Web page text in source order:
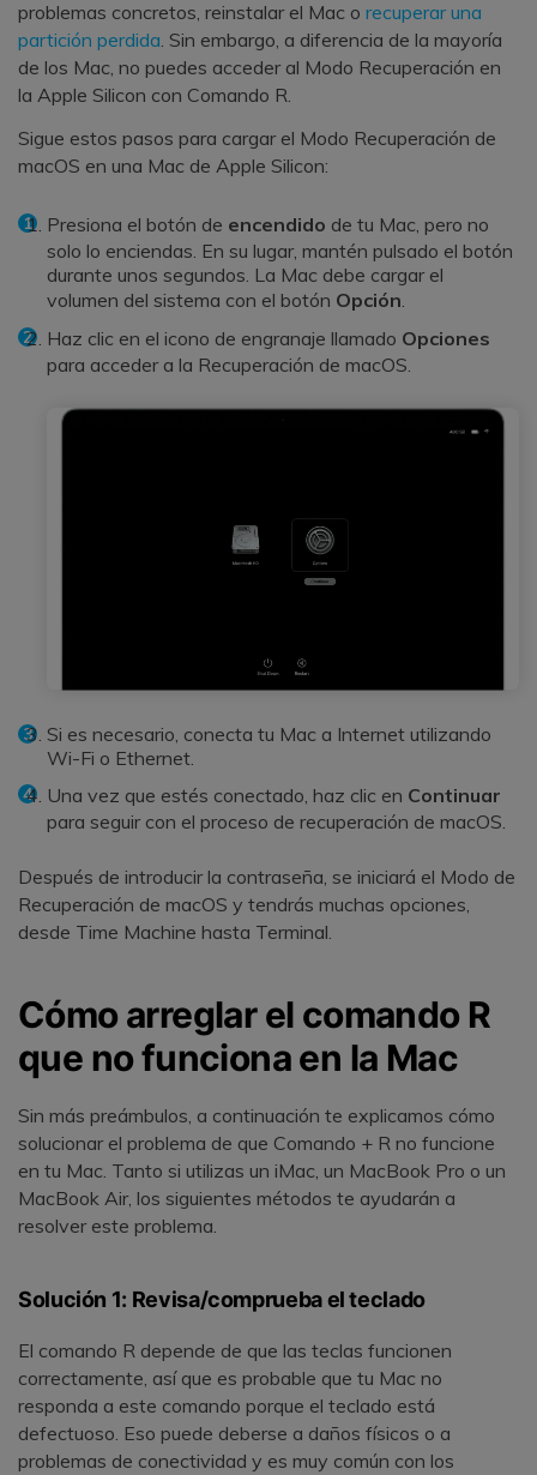
problemas concretos, reinstalar el Mac o recuperar una
partición perdida. Sin embargo, a diferencia de la mayoría
de los Mac, no puedes acceder al Modo Recuperación en
la Apple Silicon con Comando R.
Sigue estos pasos para cargar el Modo Recuperación de
macOS en una Mac de Apple Silicon:
Presiona el botón de encendido de tu Mac, pero no
solo lo enciendas. En su lugar, mantén pulsado el botón
durante unos segundos. La Mac debe cargar el
volumen del sistema con el botón Opción
Haz clic en el icono de engranaje llamado Opciones
para acceder a la Recuperación de macOS.
Si es necesario, conecta tu Mac a Internet utilizando
Wi-Fi o Ethernet.
Una vez que estés conectado, haz clic en Continuar
para seguir con el proceso de recuperación de macOS.
Después de introducir la contraseña, se iniciará el Modo de
Recuperación de macOS y tendrás muchas opciones,
desde Time Machine hasta Terminal.
Cómo arreglar el comando R
que no funciona en la Mac
Sin más preámbulos, a continuación te explicamos cómo
solucionar el problema de que Comando + R no funcione
en tu Mac. Tanto si utilizas un iMac, un MacBook Pro o un
MacBook Air, los siguientes métodos te ayudarán a
resolver este problema.
Solución 1: Revisa/comprueba el teclado
El comando R depende de que las teclas funcionen
correctamente, así que es probable que tu Mac no
responda a este comando porque el teclado está
defectuoso. Eso puede deberse a daños físicos o a
problemas de conectividad y es muy común con los